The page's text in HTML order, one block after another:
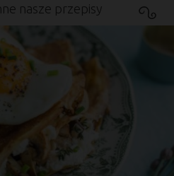
nasze przepisy